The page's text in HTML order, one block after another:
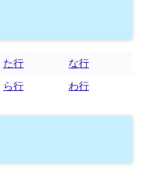
た行
な行
ら行 わ行